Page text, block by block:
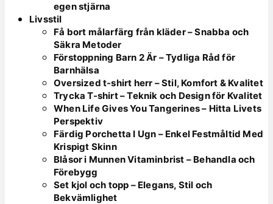
egen stjärna
Livsstil
Få bort målarfärg från kläder – Snabba och
Säkra Metoder
Förstoppning Barn 2 Är – Tydliga Råd för
Barnhälsa
Oversized t-shirt herr – Stil, Komfort & Kvalitet
Trycka T-shirt – Teknik och Design för Kvalitet
When Life Gives You Tangerines – Hitta Livets
Perspektiv
Färdig Porchetta I Ugn – Enkel Festmåltid Med
Krispigt Skinn
Blåsor i Munnen Vitaminbrist – Behandla och
Förebygg
Set kjol och topp – Elegans, Stil och
Bekvämlighet